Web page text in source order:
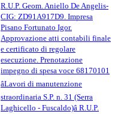
R.U.P. Geom. Aniello De Angelis-
CIG: ZD91A917D9. Impresa
Pisano Fortunato Igor.
Approvazione atti contabili finale
e certificato di regolare
esecuzione. Prenotazione
impegno di spesa voce 68170101
âLavori di manutenzione
straordinaria S.P. n. 31 (Serra
Laghicello - Fuscaldo)â R.U.P.